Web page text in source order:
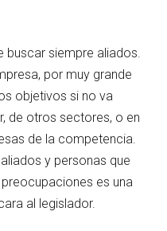
buscar siempre aliados.
por muy grande
objetivos si no va
de otros sectores, o en
de la competencia.
y personas que
es una
al legislador.